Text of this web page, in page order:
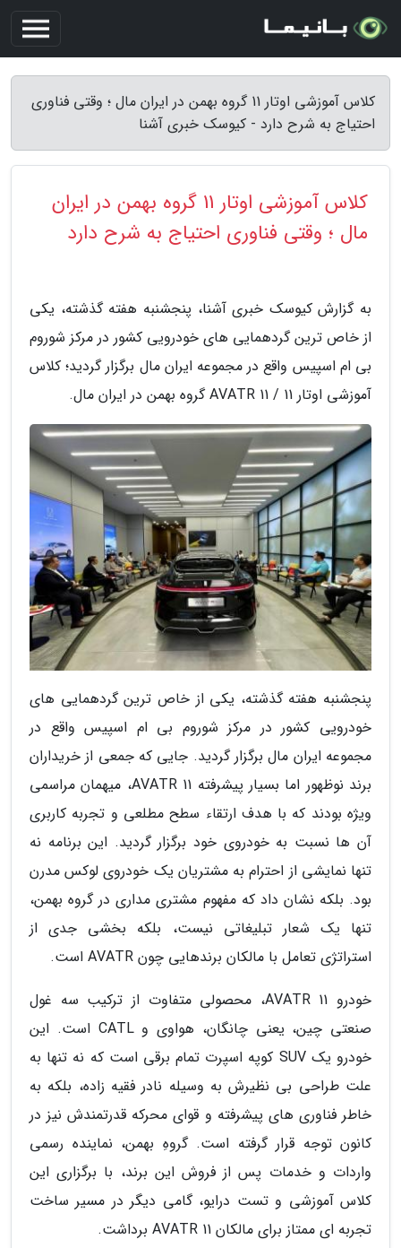
کلاس آموزشی اوتار 11 گروه بهمن در ایران مال ؛ وقتی فناوری
احتیاج به شرح دارد - کیوسک خبری آشنا
کلاس آموزشی اوتار 11 گروه بهمن در ایران
مال ؛ وقتی فناوری احتیاج به شرح دارد
به گزارش کیوسک خبری آشنا، پنجشنبه هفته گذشته، یکی
از خاص ترین گردهمایی های خودرویی کشور در مرکز شوروم
بی ام اسپیس واقع در مجموعه ایران مال برگزار گردید؛ کلاس
آموزشی اوتار 11 / AVATR 11 گروه بهمن در ایران مال.
پنجشنبه هفته گذشته، یکی از خاص ترین گردهمایی های
خودرویی کشور در مرکز شوروم بی ام اسپیس واقع در
مجموعه ایران مال برگزار گردید. جایی که جمعی از خریداران
برند نوظهور اما بسیار پیشرفته AVATR 11، میهمان مراسمی
ویژه بودند که با هدف ارتقاء سطح مطلعی و تجربه کاربری
آن ها نسبت به خودروی خود برگزار گردید. این برنامه نه
تنها نمایشی از احترام به مشتریان یک خودروی لوکس مدرن
بود. بلکه نشان داد که مفهوم مشتری مداری در گروه بهمن،
تنها یک شعار تبلیغاتی نیست، بلکه بخشی جدی از
استراتژی تعامل با مالکان برندهایی چون AVATR است.
خودرو AVATR 11، محصولی متفاوت از ترکیب سه غول
صنعتی چین، یعنی چانگان، هواوی و CATL است. این
خودرو یک SUV کوپه اسپرت تمام برقی است که نه تنها به
علت طراحی بی نظیرش به وسیله نادر فقیه زاده، بلکه به
خاطر فناوری های پیشرفته و قوای محرکه قدرتمندش نیز در
کانون توجه قرار گرفته است. گروهِ بهمن، نماینده رسمی
واردات و خدمات پس از فروش این برند، با برگزاری این
کلاس آموزشی و تست درایو، گامی دیگر در مسیر ساخت
تجربه ای ممتاز برای مالکان AVATR 11 برداشت.